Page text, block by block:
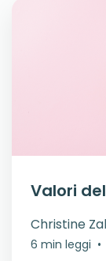
Valori
Christine
6 min leggi •